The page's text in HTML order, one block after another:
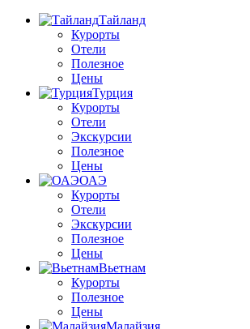
Тайланд
Курорты
Отели
Полезное
Цены
Турция
Курорты
Отели
Экскурсии
Полезное
Цены
ОАЭ
Курорты
Отели
Экскурсии
Полезное
Цены
Вьетнам
Курорты
Полезное
Цены
Малайзия